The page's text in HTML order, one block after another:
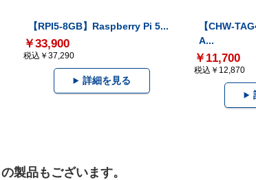
【RPI5-8GB】Raspberry Pi 5...
￥33,900
税込￥37,290
詳細を見る
【CHW-
A...
￥11,700
税込￥12,870
製品もございます。